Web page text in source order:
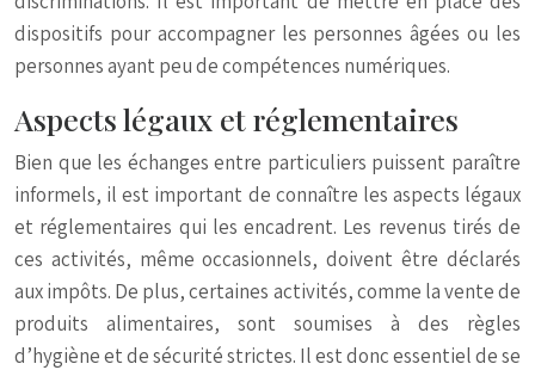
dispositifs pour accompagner les personnes âgées ou les
personnes ayant peu de compétences numériques.
Aspects légaux et réglementaires
Bien que les échanges entre particuliers puissent paraître
informels, il est important de connaître les aspects légaux
et réglementaires qui les encadrent. Les revenus tirés de
ces activités, même occasionnels, doivent être déclarés
aux impôts. De plus, certaines activités, comme la vente de
produits alimentaires, sont soumises à des règles
d’hygiène et de sécurité strictes. Il est donc essentiel de se